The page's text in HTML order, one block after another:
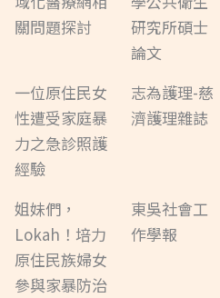
關問題探討
研究所碩士
論文
一位原住民女
性遭受家庭暴
力之急診照護
經驗
志為護理-慈
濟護理雜誌
姐妹們，
Lokah！培力
原住民族婦女
參與家暴防治
東吳社會工
作學報